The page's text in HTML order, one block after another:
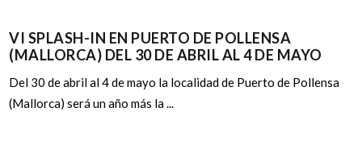
VI SPLASH-IN EN PUERTO DE POLLENSA
(MALLORCA) DEL 30 DE ABRIL AL 4 DE MAYO
Del 30 de abril al 4 de mayo la localidad de Puerto de Pollensa
(Mallorca) será un año más la ...